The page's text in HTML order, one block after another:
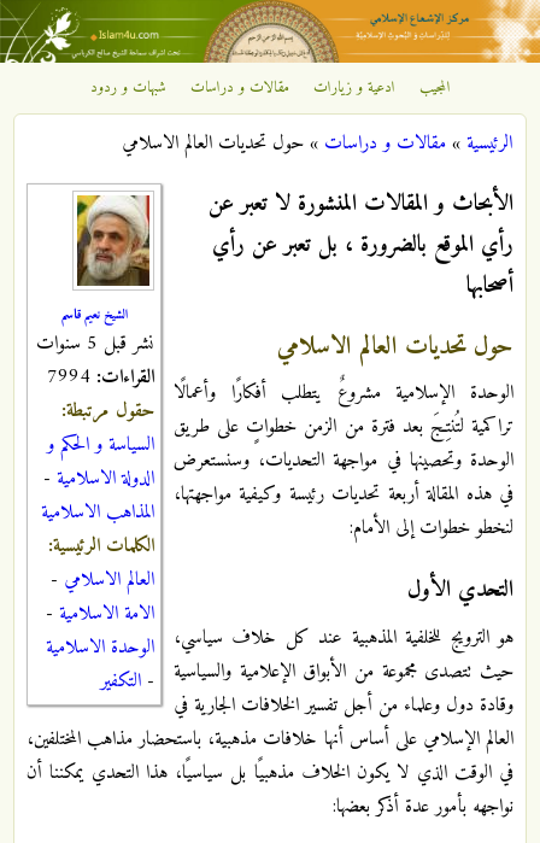
تجاوز إلى المحتوى الرئيسي
مركز
الإشعاع
الإسلامي
المجيب ادعية و زيارات مقالات و دراسات شبهات و ردود
أنت هنا
الرئيسية»مقالات و دراسات »حول تحديات العالم الاسلامي
الشيخ نعيم قاسم
نشر قبل 5 سنوات
القراءات:
حقول مرتبطة:
السياسة و الحكم و
الدولة الاسلامية -
المذاهب الاسلامية
الكلمات الرئيسية:
العالم الاسلامي -
الامة الاسلامية -
الوحدة الاسلامية
- التكفير
الأبحاث و المقالات المنشورة لا تعبر عن
رأي الموقع بالضرورة ، بل تعبر عن رأي
أصحابها
حول تحديات العالم الاسلامي
الوحدة الإسلامية مشروعٌ يتطلب أفكارًا وأعمالًا
تراكمية لتُنتِجَ بعد فترة من الزمن خطواتٍ على طريق
الوحدة وتحصينها في مواجهة التحديات، وسنستعرض
في هذه المقالة أربعة تحديات رئيسة وكيفية مواجهتها،
لنخطو خطوات إلى الأمام:
التحدي الأول
هو الترويج للخلفية المذهبية عند كل خلاف سياسي،
حيث تتصدى مجموعة من الأبواق الإعلامية والسياسية
وقادة دول وعلماء من أجل تفسير الخلافات الجارية في
العالم الإسلامي على أساس أنها خلافات مذهبية، باستحضار مذاهب المختلفين،
في الوقت الذي لا يكون الخلاف مذهبيًا بل سياسيًا، هذا التحدي يمكننا أن
نواجهه بأمور عدة أذكر بعضها: